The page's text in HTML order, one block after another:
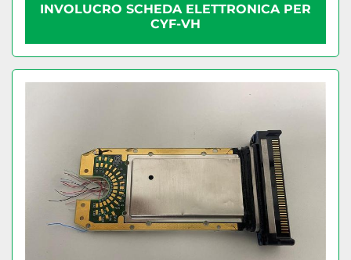
INVOLUCRO SCHEDA ELETTRONICA PER
CYF-VH